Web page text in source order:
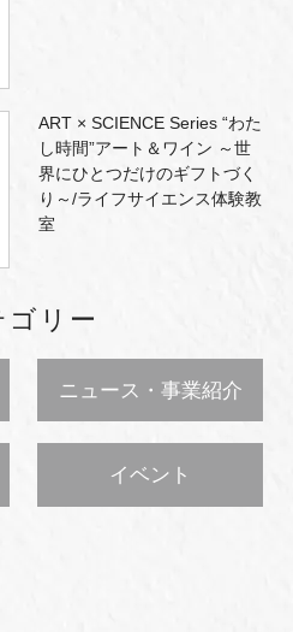
ART × SCIENCE Series “わた
し時間”アート＆ワイン ～世
界にひとつだけのギフトづく
り～/ライフサイエンス体験教
室
ゴリー
ニュース・事業紹介
イベント